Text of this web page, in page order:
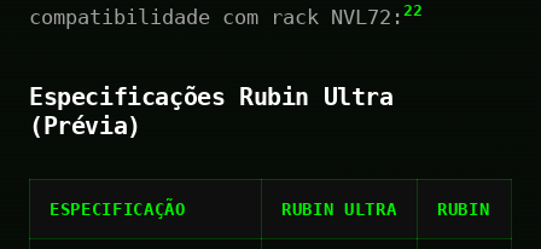
compatibilidade com rack NVL72: 22
Especificações Rubin Ultra
(Prévia)
ESPECIFICAÇÃO RUBIN ULTRA RUBIN